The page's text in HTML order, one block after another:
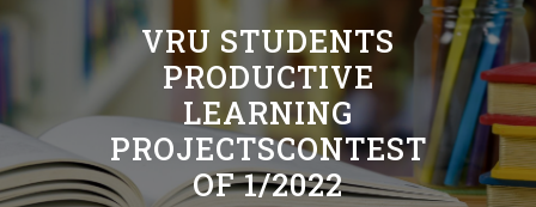
VRU STUDENTS
PRODUCTIVE
LEARNING
PROJECTSCONTEST
OF 1/2022